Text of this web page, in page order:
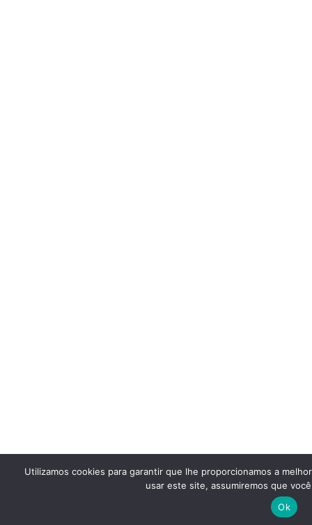
Utilizamos cookies para garantir que lhe proporcionamos a
usar este site, assumiremos que
Ok